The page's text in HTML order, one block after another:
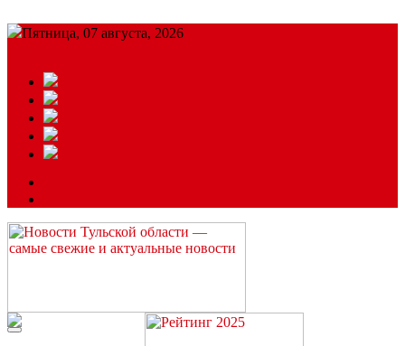
Пятница, 07 августа, 2026
Читайте последние новости дня в Тульской области на сайте
“ЗаНовомосковск”